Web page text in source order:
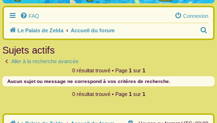
FAQ Connexion
Le Palais de Zelda Accueil du forum
e
e
r
Sujets actifs
Aller à la recherche avancée
0 résultat trouvé • Page 1 sur 1
Aucun sujet ou message ne correspond à vos critères de recherche.
0 résultat trouvé • Page 1 sur 1